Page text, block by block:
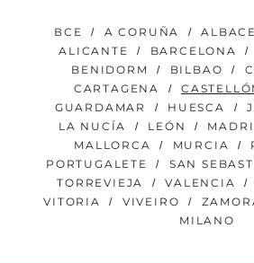
ВСЕ A CORUÑA
ALICANTE
BARCELONA
BENIDORM
BILBAO
CARTAGENA
GUARDAMAR
HUESCA
LA NUCÍA
LEÓN
MALLORCA
MURCIA
PORTUGALETE
SAN
TORREVIEJA
VALENCIA
VITORIA
VIVEIRO
MILANO